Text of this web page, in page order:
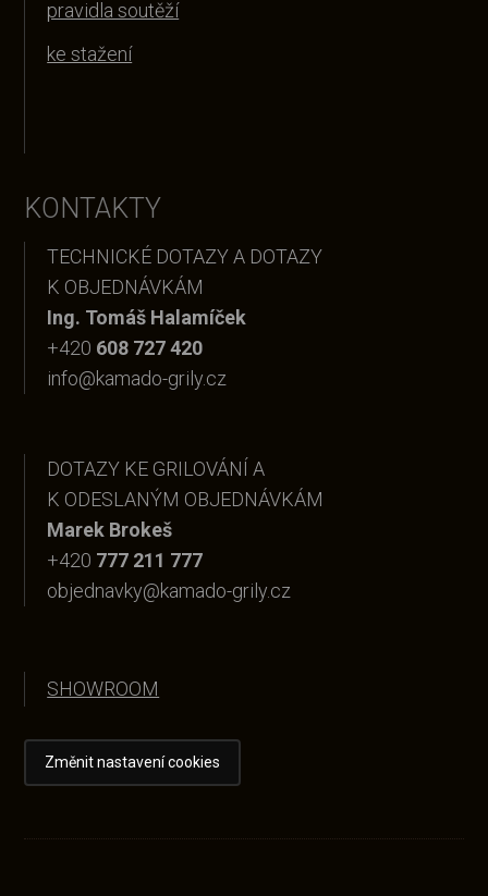
pravidla soutěží
ke stažení
KONTAKTY
TECHNICKÉ DOTAZY A DOTAZY
K OBJEDNÁVKÁM
Ing. Tomáš Halamíček
+420 608 727 420
info@kamado-grily.cz
DOTAZY KE GRILOVÁNÍ A
K ODESLANÝM OBJEDNÁVKÁM
Marek Brokeš
+420 777 211 777
objednavky@kamado-grily.cz
SHOWROOM
Změnit nastavení cookies